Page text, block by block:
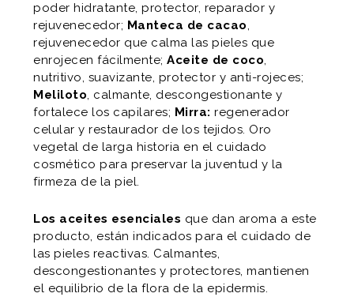
poder hidratante, protector, reparador y
rejuvenecedor; Manteca de cacao,
rejuvenecedor que calma las pieles que
enrojecen fácilmente;Aceite de coco,
nutritivo, suavizante, protector y anti-rojeces;
Meliloto, calmante, descongestionante y
fortalece los capilares; Mirra: regenerador
celular y restaurador de los tejidos. Oro
vegetal de larga historia en el cuidado
cosmético para preservar la juventud y la
firmeza de la piel.
Los aceites esenciales que dan aroma a este
producto, están indicados para el cuidado de
las pieles reactivas. Calmantes,
descongestionantes y protectores, mantienen
el equilibrio de la flora de la epidermis.